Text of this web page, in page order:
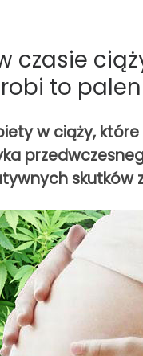
czasie
to
w ciąży,
skutków